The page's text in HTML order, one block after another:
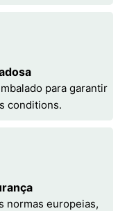
para garantir
conditions.
normas europeias,